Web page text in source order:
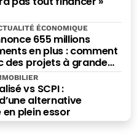
655 millions
en plus : comment
des projets à grande
ÉCONOMIQUE
vs SCPI :
alternative
plein essor